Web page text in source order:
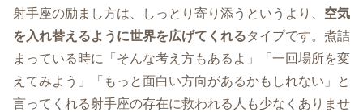
射手座の励まし方は、しっとり寄り添うというより、 空気
を入れ替えるように世界を広げてくれるタイプです。煮詰
まっている時に「そんな考え方もあるよ」「一回場所を変
えてみよう」「もっと面白い方向があるかもしれない」と
言ってくれる射手座の存在に救われる人も少なくありませ